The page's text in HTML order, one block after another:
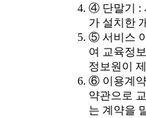
④ 단말기 :
가 설치한
⑤ 서비스
여 교육정
정보원이
⑥ 이용계약
약관으로
는 계약을